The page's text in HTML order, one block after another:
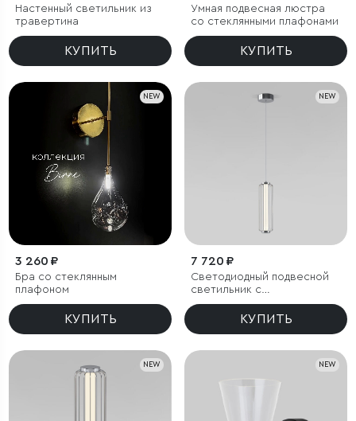
Настенный светильник из
травертина
КУПИТЬ
Умная подвесная люстра
со стеклянными плафонами
КУПИТЬ
NEW
3 260 ₽
Бра со стеклянным
плафоном
КУПИТЬ
NEW
7 720 ₽
Светодиодный подвесной
светильник с
регулировкой высоты
КУПИТЬ
NEW NEW